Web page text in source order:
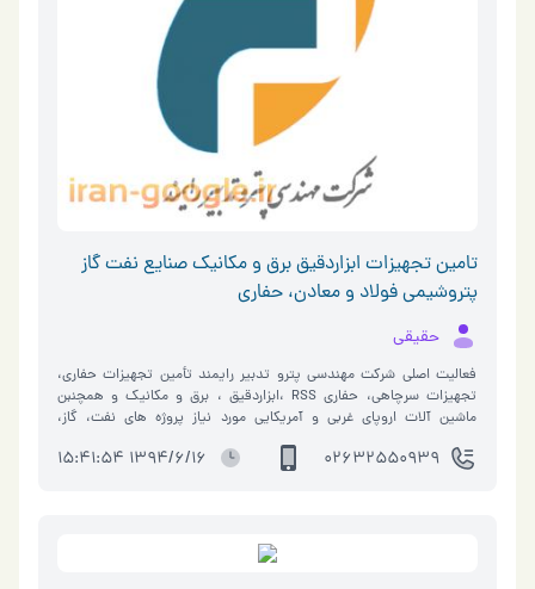
تامین تجهیزات ابزاردقیق برق و مکانیک صنایع نفت گاز
پتروشیمی فولاد و معادن، حفاری
حقیقی
فعالیت اصلی شرکت مهندسی پترو تدبیر رایمند تأمین تجهیزات حفاری،
تجهیزات سرچاهی، حفاری RSS ،ابزاردقیق ، برق و مکانیک و همچنبن
ماشین آلات اروپای غربی و آمریکایی مورد نیاز پروژه های نفت، گاز،
02632550939
1394/6/16 15:41:54